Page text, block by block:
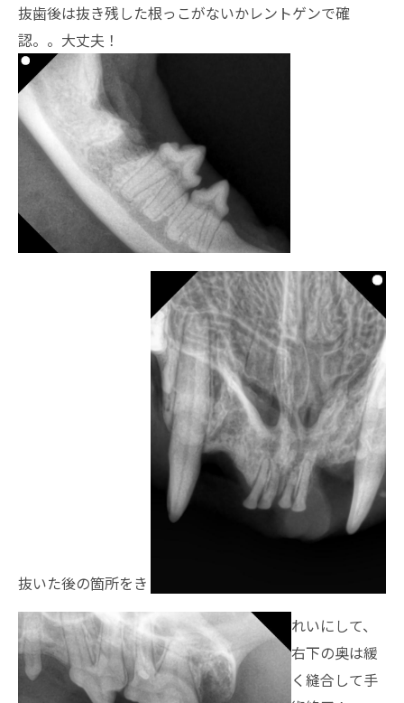
抜歯後は抜き残した根っこがないかレントゲンで確
認。。大丈夫！
抜いた後の箇所をき
れいにして、
右下の奥は緩
く縫合して手